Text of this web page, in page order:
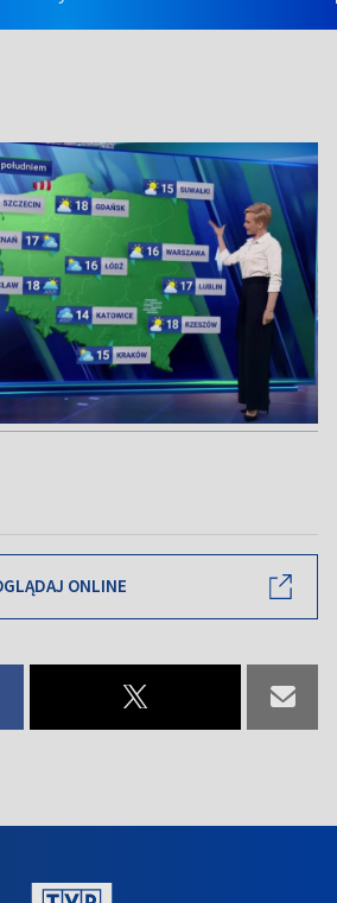
ONLINE